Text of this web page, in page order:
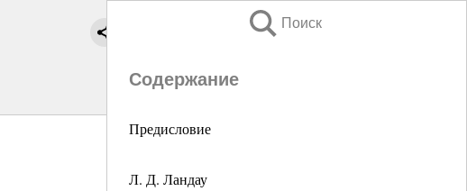
Поиск
Содержание
Предисловие
Л. Д. Ландау